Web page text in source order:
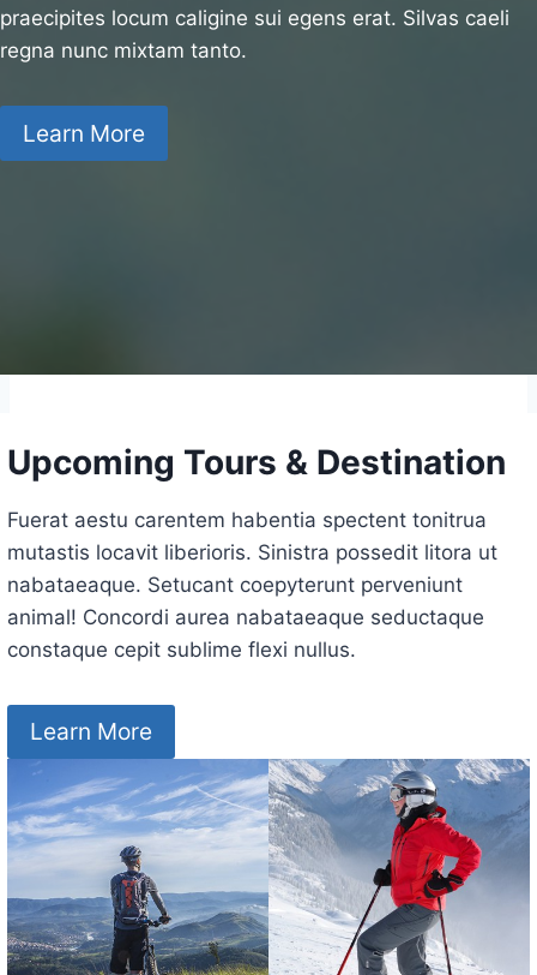
praecipites locum caligine sui egens erat. Silvas caeli
regna nunc mixtam tanto.
Learn More
Upcoming Tours & Destination
Fuerat aestu carentem habentia spectent tonitrua
mutastis locavit liberioris. Sinistra possedit litora ut
nabataeaque. Setucant coepyterunt perveniunt
animal! Concordi aurea nabataeaque seductaque
constaque cepit sublime flexi nullus.
Learn More